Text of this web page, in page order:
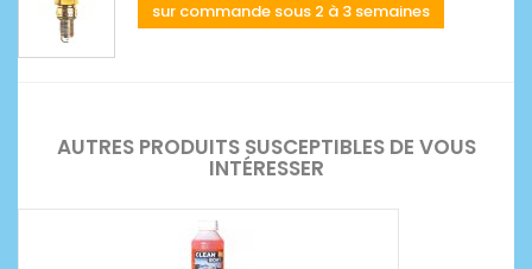
sur commande sous 2 à 3 semaines
AUTRES PRODUITS SUSCEPTIBLES DE VOUS
INTÉRESSER